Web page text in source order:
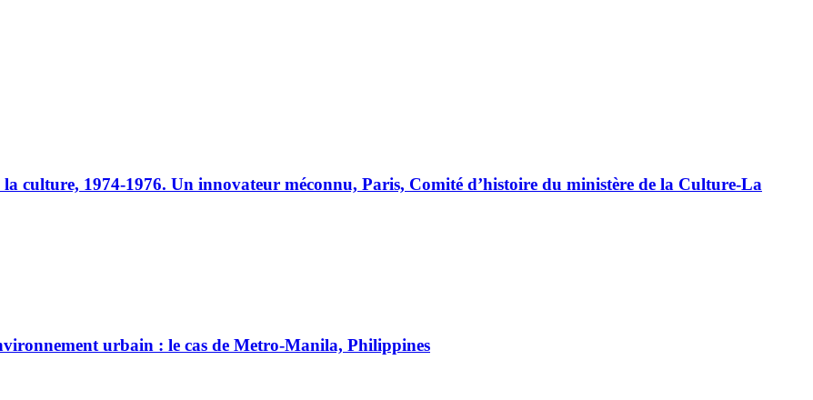
culture, 1974-1976. Un innovateur méconnu, Paris, Comité d’histoire du ministère de la Culture-La
urbain : le cas de Metro-Manila, Philippines